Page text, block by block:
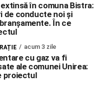
în comuna Bistra:
de conducte noi și
În ce
acum 3 zile
cu gaz va fi
ale comunei Unirea:
proiectul